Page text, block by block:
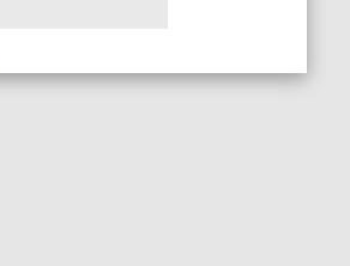
recadre Martinez